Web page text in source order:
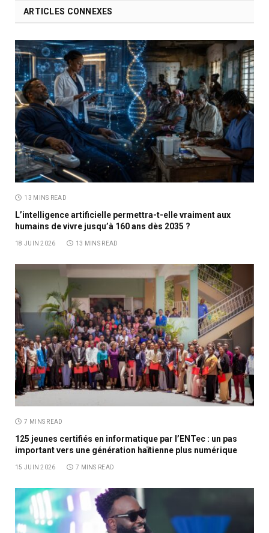
ARTICLES CONNEXES
13 MINS READ
L’intelligence artificielle permettra-t-elle vraiment aux
humains de vivre jusqu’à 160 ans dès 2035 ?
18 JUIN 2026 13 MINS READ
7 MINS READ
125 jeunes certifiés en informatique par l’ENTec : un pas
important vers une génération haïtienne plus numérique
15 JUIN 2026 7 MINS READ